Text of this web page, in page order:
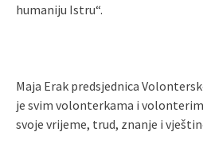
humaniju Istru“.
Maja Erak predsjednica
je svim volonterkama i
svoje vrijeme, trud, znanje i